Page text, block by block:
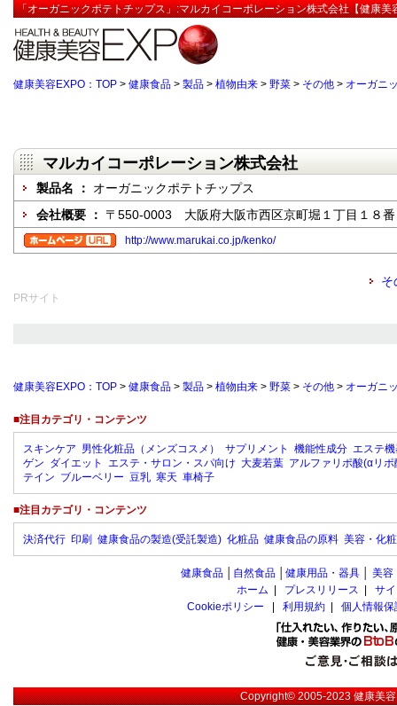
「オーガニックポテトチップス」:マルカイコーポレーション株式会社【健康美
健康美容EXPO：TOP > 健康食品 > 製品 > 植物由来 > 野菜 > その他 > オーガニ
マルカイコーポレーション株式会社
製品名 ： オーガニックポテトチップス
会社概要 ： 〒550-0003 大阪府大阪市西区京町堀１丁目１８
http://www.marukai.co.jp/kenko/
そ
PRサイト
健康美容EXPO：TOP > 健康食品 > 製品 > 植物由来 > 野菜 > その他 > オーガニ
■注目カテゴリ・コンテンツ
スキンケア 男性化粧品（メンズコスメ） サプリメント 機能性成分 エステ
ゲン ダイエット エステ・サロン・スパ向け 大麦若葉 アルファリポ酸(αリポ
テイン ブルーベリー 豆乳 寒天 車椅子
■注目カテゴリ・コンテンツ
決済代行 印刷 健康食品の製造(受託製造) 化粧品 健康食品の原料 美容・化
健康食品 自然食品 健康用品・器具 美容
ホーム
プレスリリース
サ
Cookieポリシー
利用規約 個人情報
Copyright© 2005-2023健康美